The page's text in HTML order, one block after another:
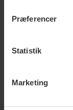
Præferencer
Statistik
Marketing